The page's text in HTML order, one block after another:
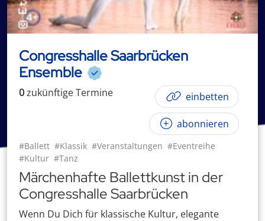
Congresshalle Saarbrücken
Ensemble
0zukünftigeTermine einbetten
abonnieren
#Ballett #Klassik #Veranstaltungen #Eventreihe
#Kultur #Tanz
Märchenhafte Ballettkunst in der
Congresshalle Saarbrücken
Wenn Du Dich für klassische Kultur, elegante